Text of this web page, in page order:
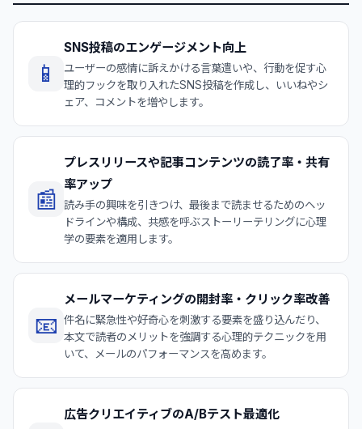
📱
SNS投稿のエンゲージメント向上
ユーザーの感情に訴えかける言葉遣いや、行動を促す心
理的フックを取り入れたSNS投稿を作成し、いいねやシ
ェア、コメントを増やします。
📰
プレスリリースや記事コンテンツの読了率・共有
率アップ
読み手の興味を引きつけ、最後まで読ませるためのヘッ
ドラインや構成、共感を呼ぶストーリーテリングに心理
学の要素を適用します。
📧
メールマーケティングの開封率・クリック率改善
件名に緊急性や好奇心を刺激する要素を盛り込んだり、
本文で読者のメリットを強調する心理的テクニックを用
いて、メールのパフォーマンスを高めます。
広告クリエイティブのA/Bテスト最適化